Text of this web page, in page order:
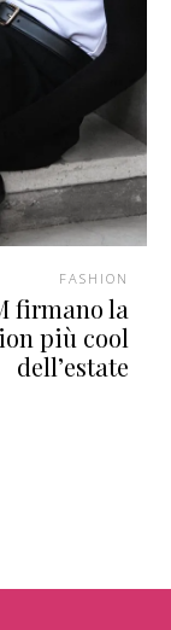
FASHION
firmano la
più cool
dell’estate